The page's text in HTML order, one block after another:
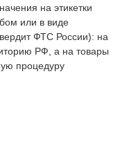
на этикетки
или в виде
ФТС России): на
РФ, а на товары
процедуру